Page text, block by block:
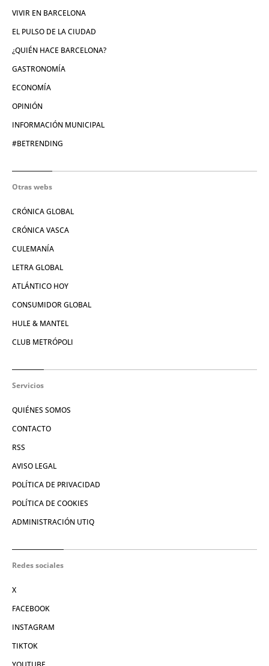
VIVIR EN BARCELONA
EL PULSO DE LA CIUDAD
¿QUIÉN HACE BARCELONA?
GASTRONOMÍA
ECONOMÍA
OPINIÓN
INFORMACIÓN MUNICIPAL
#BETRENDING
Otras webs
CRÓNICA GLOBAL
CRÓNICA VASCA
CULEMANÍA
LETRA GLOBAL
ATLÁNTICO HOY
CONSUMIDOR GLOBAL
HULE & MANTEL
CLUB METRÓPOLI
Servicios
QUIÉNES SOMOS
CONTACTO
RSS
AVISO LEGAL
POLÍTICA DE PRIVACIDAD
POLÍTICA DE COOKIES
ADMINISTRACIÓN UTIQ
Redes sociales
X
FACEBOOK
INSTAGRAM
TIKTOK